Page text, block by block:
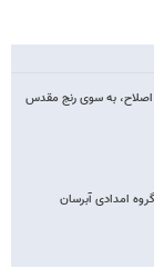
اصلاح، به سوی رنج مقدس
امدادی آبرسان